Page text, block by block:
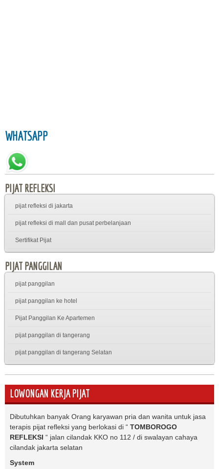
WHATSAPP
PIJAT REFLEKSI
pijat refleksi di jakarta
pijat refleksi di mall dan pusat perbelanjaan
Sertifikat Pijat
PIJAT PANGGILAN
pijat panggilan
pijat panggilan ke hotel
Pijat Panggilan Ke Apartemen
pijat panggilan di tangerang
pijat panggilan di tangerang Selatan
LOWONGAN KERJA PIJAT
Dibutuhkan banyak Orang karyawan pria dan wanita untuk jasa
terapis pijat refleksi yang berlokasi di “ TOMBOROGO
REFLEKSI “ jalan cilandak KKO no 112 / di swalayan cahaya
cilandak jakarta selatan
System